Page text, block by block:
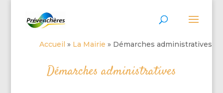
Accueil » La Mairie » Démarches administratives
Démarches administratives